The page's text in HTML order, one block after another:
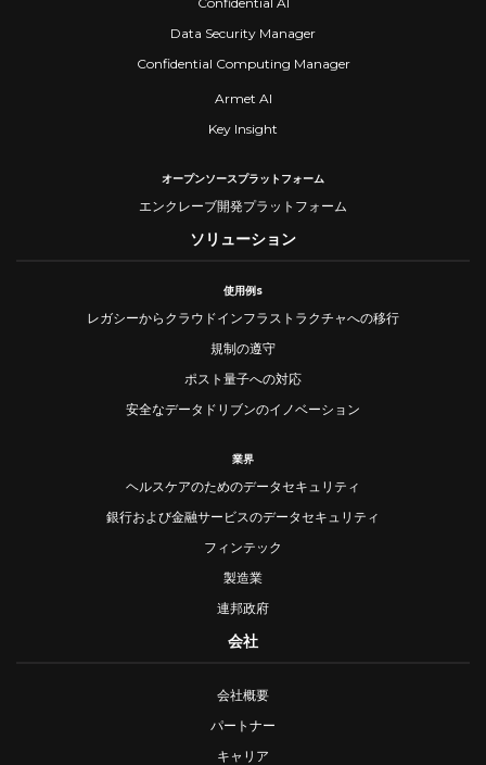
Data Security Manager
Confidential Computing Manager
Armet AI
Key Insight
オープンソースプラットフォーム
エンクレーブ開発プラットフォーム
ソリューション
使用例s
レガシーからクラウドインフラストラクチャへの移行
規制の遵守
ポスト量子への対応
安全なデータドリブンのイノベーション
業界
ヘルスケアのためのデータセキュリティ
銀行および金融サービスのデータセキュリティ
フィンテック
製造業
連邦政府
会社
会社概要
パートナー
キャリア